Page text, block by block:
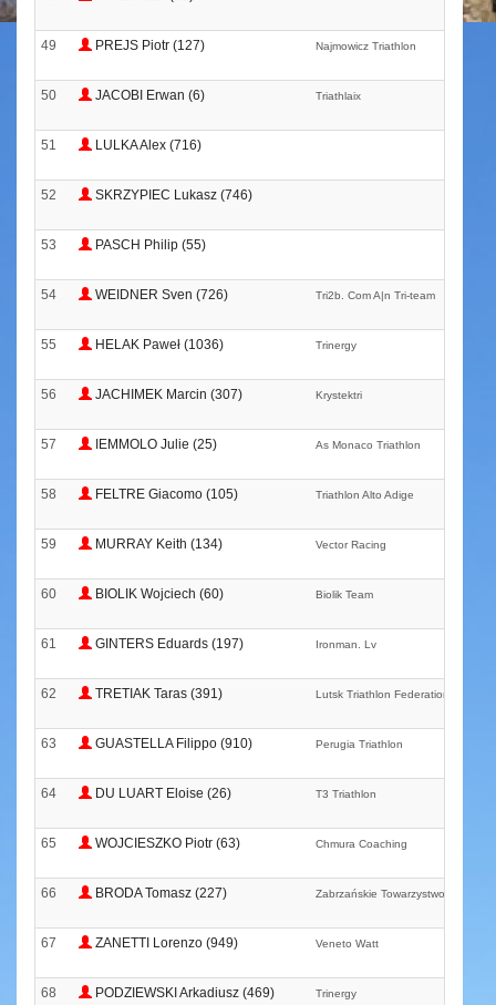
49 PREJS Piotr (127) Najmowicz Triathlon
50 JACOBI Erwan (6) Triathlaix
51 LULKA Alex (716)
52 SKRZYPIEC Lukasz (746)
53 PASCH Philip (55)
54 WEIDNER Sven (726) Tri2b. Com A|n Tri-team
55 HELAK Paweł (1036) Trinergy
56 JACHIMEK Marcin (307) Krystektri
57 IEMMOLO Julie (25) As Monaco Triathlon
58 FELTRE Giacomo (105) Triathlon Alto Adige
59 MURRAY Keith (134) Vector Racing
60 BIOLIK Wojciech (60) Biolik Team
61 GINTERS Eduards (197) Ironman. Lv
62 TRETIAK Taras (391) Lutsk Triathlon Federation
63 GUASTELLA Filippo (910) Perugia Triathlon
64 DU LUART Eloise (26) T3 Triathlon
65 WOJCIESZKO Piotr (63) Chmura Coaching
66 BRODA Tomasz (227) Zabrzańskie Towarzystwo
67 ZANETTI Lorenzo (949) Veneto Watt
68 PODZIEWSKI Arkadiusz (469) Trinergy